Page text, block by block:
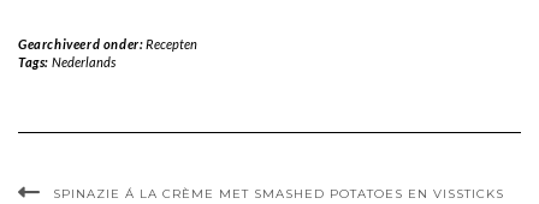
Gearchiveerd onder:Recepten
Tags: Nederlands
SPINAZIE Á LA CRÈME MET SMASHED POTATOES EN VISSTICKS